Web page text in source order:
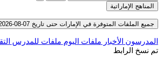
المناهج الإماراتية
جميع الملفات المتوفرة في الإمارات حتى تاريخ 07-08-2026
المدرسون الأخبار ملفات اليوم ملفات للمدرس
تم نسخ الرابط